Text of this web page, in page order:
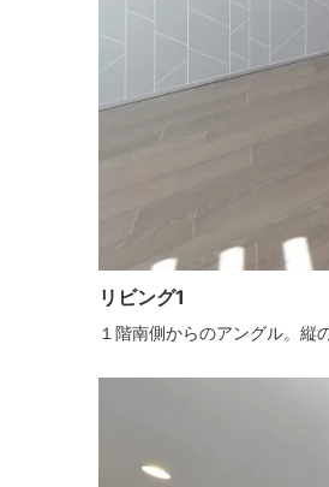
リビング1
１階南側からのアングル。